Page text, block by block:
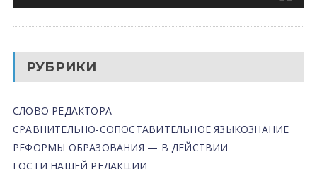
РУБРИКИ
СЛОВО РЕДАКТОРА
СРАВНИТЕЛЬНО-СОПОСТАВИТЕЛЬНОЕ ЯЗЫКОЗНАНИЕ
РЕФОРМЫ ОБРАЗОВАНИЯ — В ДЕЙСТВИИ
ГОСТИ НАШЕЙ РЕДАКЦИИ